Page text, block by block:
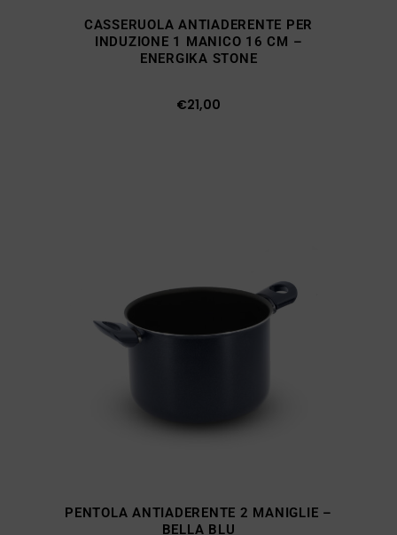
CASSERUOLA ANTIADERENTE PER
INDUZIONE 1 MANICO 16 CM –
ENERGIKA STONE
€21,00
PENTOLA ANTIADERENTE 2 MANIGLIE –
BELLA BLU